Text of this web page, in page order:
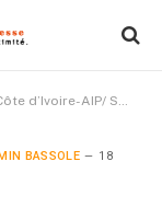
AIP/ Santé mentale: les psychiatres appelés à sortir des hôpitaux pour investir le terrain
BASSOLE 18